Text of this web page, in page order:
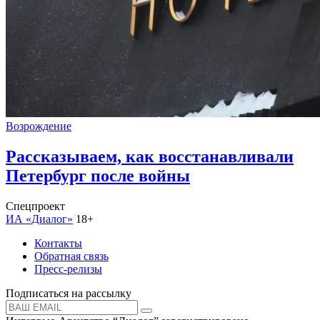
Возрождение
Рассказываем, как восстанавливали
Петербург после войны
Спецпроект
ИА «Диалог» 18+
Контакты
Обратная связь
Пресс-релизы
Подписаться на рассылку